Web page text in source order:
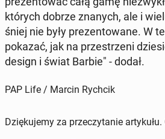
któ­rych dobrze znanych, ale i
śniej nie były pre­zen­to­wa­ne. W
pokazać, jak na prze­strze­ni
design i świat Barbie" - dodał.
PAP Life / Marcin Rychcik
Dziękujemy za przeczytanie